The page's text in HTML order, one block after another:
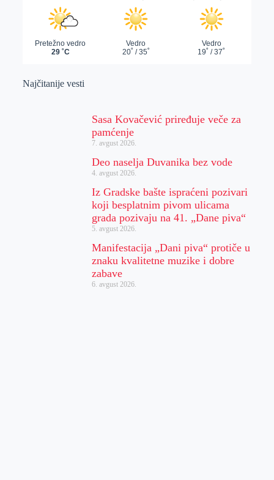
Najčitanije vesti
Sasa Kovačević priređuje veče za
pamćenje
7. avgust 2026.
Deo naselja Duvanika bez vode
4. avgust 2026.
Iz Gradske bašte ispraćeni pozivari
koji besplatnim pivom ulicama
grada pozivaju na 41. „Dane piva“
5. avgust 2026.
Manifestacija „Dani piva“ protiče u
znaku kvalitetne muzike i dobre
zabave
6. avgust 2026.